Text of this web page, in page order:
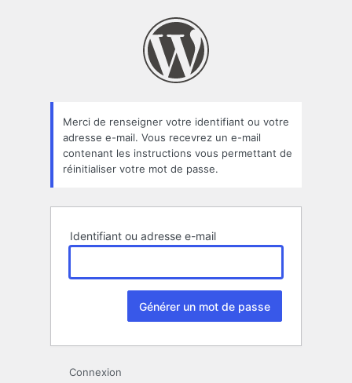
oublié
Merci de renseigner votre identifiant ou votre
adresse e-mail. Vous recevrez un e-mail
contenant les instructions vous permettant de
réinitialiser votre mot de passe.
Identifiant ou adresse e-mail
Connexion